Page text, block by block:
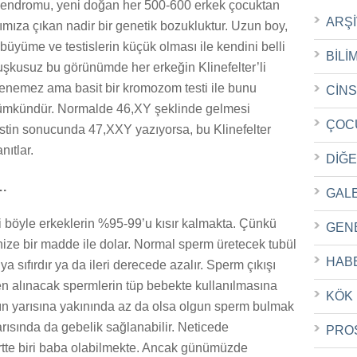
yeni doğan her 500-600 erkek çocuktan
çıkan nadir bir genetik bozukluktur. Uzun boy,
ve testislerin küçük olması ile kendini belli
bu görünümde her erkeğin Klinefelter’li
ama basit bir kromozom testi ile bunu
Normalde 46,XY şeklinde gelmesi
sonucunda 47,XXY yazıyorsa, bu Klinefelter
erkeklerin %95-99’u kısır kalmakta. Çünkü
bir madde ile dolar. Normal sperm üretecek tubül
sıfırdır ya da ileri derecede azalır. Sperm çıkışı
alınacak spermlerin tüp bebekte kullanılmasına
yarısına yakınında az da olsa olgun sperm bulmak
da gebelik sağlanabilir. Neticede
biri baba olabilmekte. Ancak günümüzde
KÖK